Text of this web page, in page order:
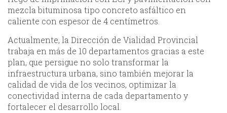
mezcla bituminosa tipo concreto asfáltico en
caliente con espesor de 4 centímetros.
Actualmente, la Dirección de Vialidad Provincial
trabaja en más de 10 departamentos gracias a este
plan, que persigue no solo transformar la
infraestructura urbana, sino también mejorar la
calidad de vida de los vecinos, optimizar la
conectividad interna de cada departamento y
fortalecer el desarrollo local.